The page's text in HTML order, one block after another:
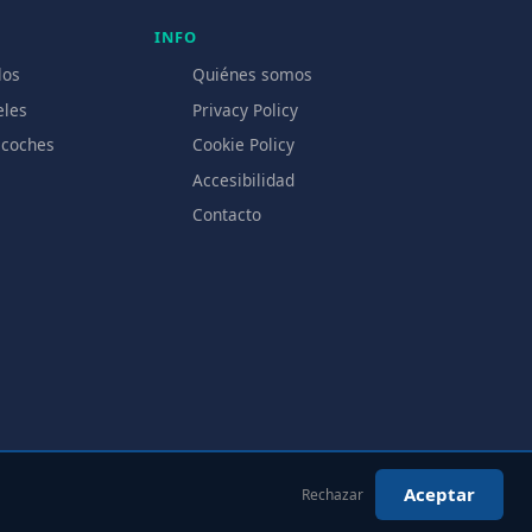
INFO
Quiénes somos
Privacy Policy
Cookie Policy
Accesibilidad
Contacto
Rechazar Aceptar